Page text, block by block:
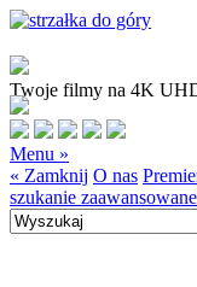
Twoje filmy na 4K
Menu »
« Zamknij O nas
szukanie